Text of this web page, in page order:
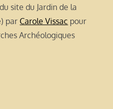
site du Jardin de la
par Carole Vissac pour
Archéologiques